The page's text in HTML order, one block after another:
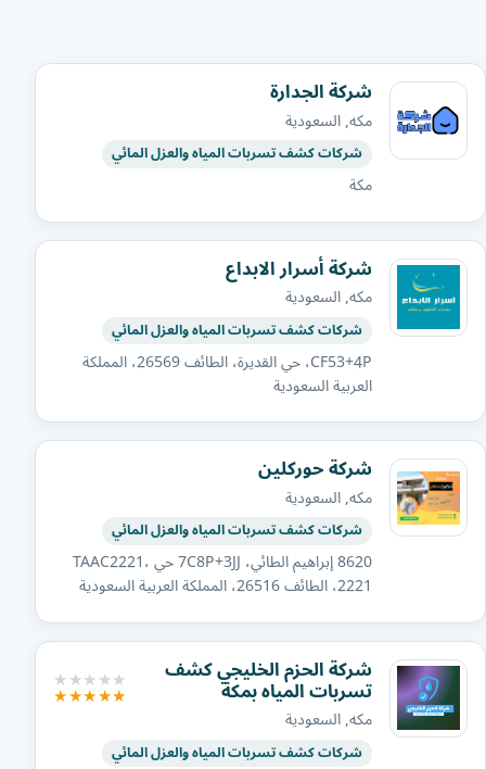
شركة الجدارة
مكه, السعودية
شركات كشف تسربات المياه والعزل المائي
مكة
شركة أسرار الابداع
مكه, السعودية
شركات كشف تسربات المياه والعزل المائي
CF53+4P، حي القديرة، الطائف 26569، المملكة
العربية السعودية
شركة حوركلين
مكه, السعودية
شركات كشف تسربات المياه والعزل المائي
8620 إبراهيم الطائي، 7C8P+3JJ حي TAAC2221،
2221، الطائف 26516، المملكة العربية السعودية
شركة الحزم الخليجي كشف
تسربات المياه بمكة
مكه, السعودية
شركات كشف تسربات المياه والعزل المائي